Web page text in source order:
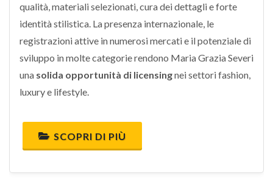
qualità, materiali selezionati, cura dei dettagli e forte
identità stilistica. La presenza internazionale, le
registrazioni attive in numerosi mercati e il potenziale di
sviluppo in molte categorie rendono Maria Grazia Severi
una solida opportunità di licensingnei settori fashion,
luxury e lifestyle.
SCOPRI DI PIÙ